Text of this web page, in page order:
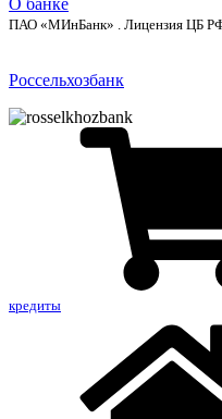
ПАО «МИнБанк» . Лицензия ЦБ
Россельхозбанк
кредиты